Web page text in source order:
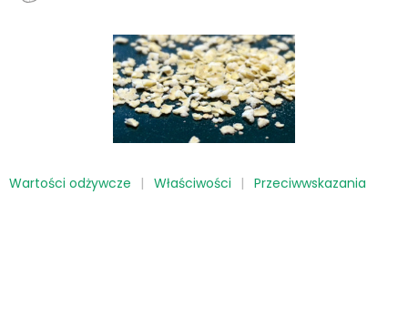
Wartości odżywcze Właściwości Przeciwwskazania